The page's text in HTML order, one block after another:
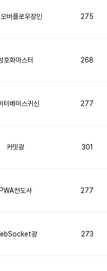
버플로우장인 275
호화마스터 268
터베이스귀신 277
커밋광 301
PWA전도사 277
광 273